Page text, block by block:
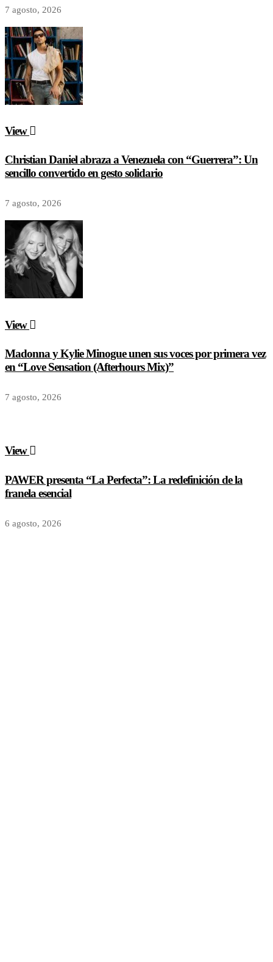
7 agosto, 2026
View
Christian Daniel abraza a Venezuela con “Guerrera”: Un
sencillo convertido en gesto solidario
7 agosto, 2026
View
Madonna y Kylie Minogue unen sus voces por primera vez
en “Love Sensation (Afterhours Mix)”
7 agosto, 2026
View
PAWER presenta “La Perfecta”: La redefinición de la
franela esencial
6 agosto, 2026